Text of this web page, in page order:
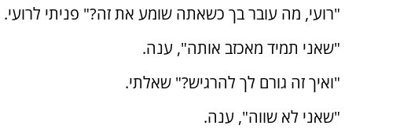
"רועי, מה עובר בך כשאתה שומע את זה?" פניתי לרועי.
"שאני תמיד מאכזב אותה", ענה.
"ואיך זה גורם לך להרגיש?" שאלתי.
"שאני לא שווה", ענה.